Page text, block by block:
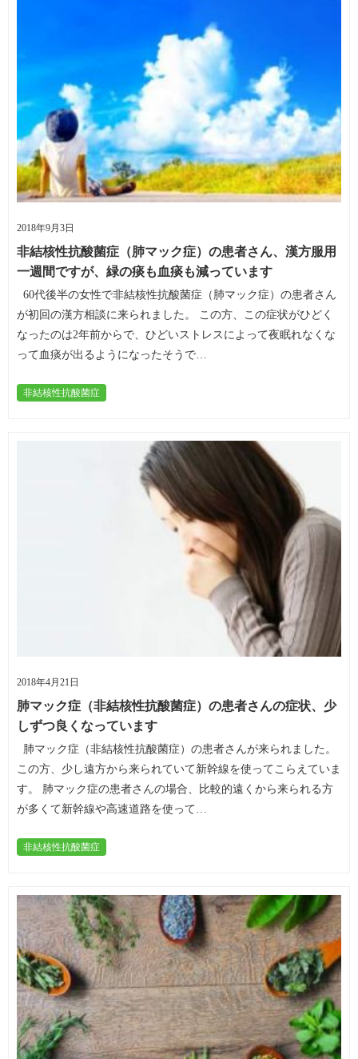
2018年9月3日
非結核性抗酸菌症（肺マック症）の患者さん、漢方服用
一週間ですが、緑の痰も血痰も減っています
60代後半の女性で非結核性抗酸菌症（肺マック症）の患者さん
が初回の漢方相談に来られました。 この方、この症状がひどく
なったのは2年前からで、ひどいストレスによって夜眠れなくな
って血痰が出るようになったそうで…
非結核性抗酸菌症
2018年4月21日
肺マック症（非結核性抗酸菌症）の患者さんの症状、少
しずつ良くなっています
肺マック症（非結核性抗酸菌症）の患者さんが来られました。
この方、少し遠方から来られていて新幹線を使ってこらえていま
す。 肺マック症の患者さんの場合、比較的遠くから来られる方
が多くて新幹線や高速道路を使って…
非結核性抗酸菌症